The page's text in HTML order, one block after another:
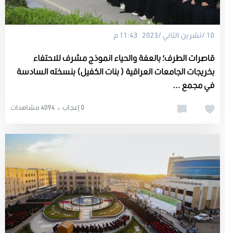
10 /تشرين الثاني /2023 11:43 م
قاصرات الطرف؛ بالعفة والحياء انموذج مشرف للاحتفاء
بخريجات الجامعات العراقية ( بنات الكفيل) بنسخته السادسة
في مجمع ...
4094 مشاهدات 0 إعجاب